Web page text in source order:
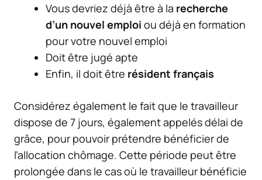
Vous devriez déjà être à la recherche
d’un nouvel emploi ou déjà en formation
pour votre nouvel emploi
Doit être jugé apte
Enfin, il doit être résident français
Considérez également le fait que le travailleur
dispose de 7 jours, également appelés délai de
grâce, pour pouvoir prétendre bénéficier de
l’allocation chômage. Cette période peut être
prolongée dans le cas où le travailleur bénéficie